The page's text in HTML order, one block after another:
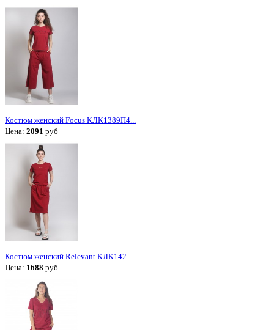
Костюм женский Focus КЛК1389П4...
Цена: 2091 руб
Костюм женский Relevant КЛК142...
Цена: 1688 руб